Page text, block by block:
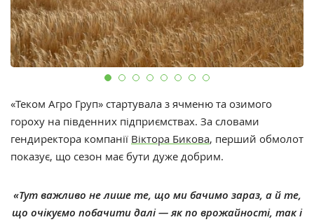
«Теком Агро Груп» стартувала з ячменю та озимого
гороху на південних підприємствах. За словами
гендиректора компанії Віктора Бикова, перший обмолот
показує, що сезон має бути дуже добрим.
«Тут важливо не лише те, що ми бачимо зараз, а й те,
що очікуємо побачити далі — як по врожайності, так і